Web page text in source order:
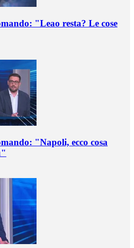
"Leao resta? Le cose
"Napoli, ecco cosa